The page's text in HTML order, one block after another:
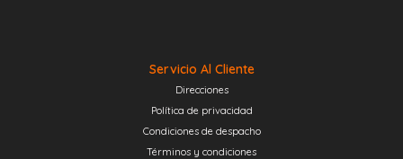
Servicio Al Cliente
Direcciones
Política de privacidad
Condiciones de despacho
Términos y condiciones